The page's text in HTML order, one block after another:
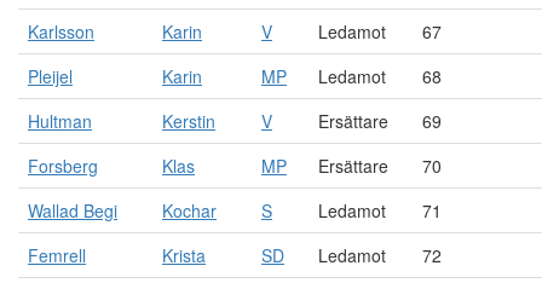
Karlsson
Karin V Ledamot
67
Pleijel
Karin MP Ledamot
68
Hultman
Kerstin V Ersättare
69
Forsberg
Klas MP Ersättare
70
Wallad Begi
Kochar S Ledamot
71
Femrell
Krista SD Ledamot
72